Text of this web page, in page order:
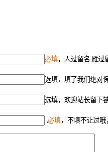
必填，人过留名 雁过
选填，填了我们绝对
选填，欢迎站长留下
必填，不填不让过